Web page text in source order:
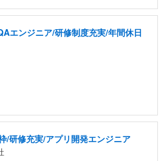
エンジニア/研修制度充実/年間休日
/研修充実/アプリ開発エンジニア